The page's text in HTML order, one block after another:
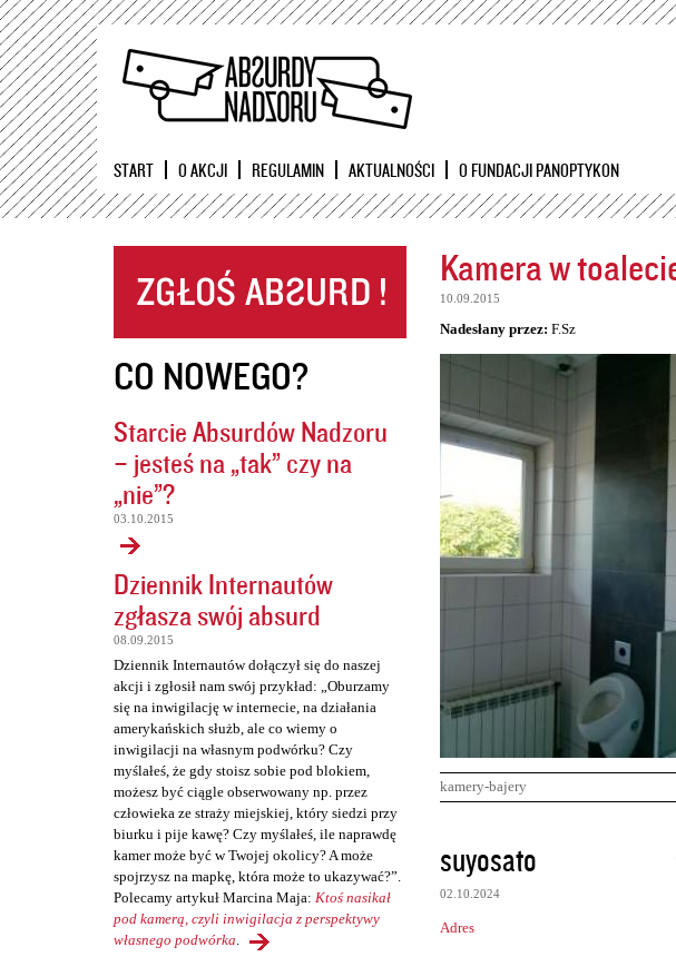
START O AKCJI REGULAMIN AKTUALNOŚCI O FUNDACJI PANOPTYKON
CO NOWEGO?
Starcie Absurdów Nadzoru
– jesteś na „tak” czy na
„nie”?
03.10.2015
Dziennik Internautów
zgłasza swój absurd
08.09.2015
Dziennik Internautów dołączył się do naszej
akcji i zgłosił nam swój przykład: „Oburzamy
się na inwigilację w internecie, na działania
amerykańskich służb, ale co wiemy o
inwigilacji na własnym podwórku? Czy
myślałeś, że gdy stoisz sobie pod blokiem,
możesz być ciągle obserwowany np. przez
człowieka ze straży miejskiej, który siedzi przy
biurku i pije kawę? Czy myślałeś, ile naprawdę
kamer może być w Twojej okolicy? A może
spojrzysz na mapkę, która może to ukazywać?”.
Polecamy artykuł Marcina Maja: Ktoś nasikał
pod kamerą, czyli inwigilacja z perspektywy
własnego podwórka.
Kamera w
10.09.2015
Nadesłany przez: F.Sz
kamery-bajery
K
o
m
e
suyosato
02.10.2024
Adres